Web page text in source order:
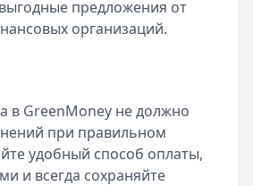
предложения от
организаций.
в GreenMoney не должно
при правильном
удобный способ оплаты,
и всегда сохраняйте